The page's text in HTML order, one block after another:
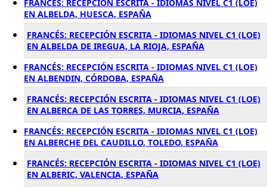
FRANCÉS: RECEPCIÓN ESCRITA - IDIOMAS NIVEL C1 (LOE)
EN ALBELDA, HUESCA, ESPAÑA
FRANCÉS: RECEPCIÓN ESCRITA - IDIOMAS NIVEL C1 (LOE)
EN ALBELDA DE IREGUA, LA RIOJA, ESPAÑA
FRANCÉS: RECEPCIÓN ESCRITA - IDIOMAS NIVEL C1 (LOE)
EN ALBENDIN, CÓRDOBA, ESPAÑA
FRANCÉS: RECEPCIÓN ESCRITA - IDIOMAS NIVEL C1 (LOE)
EN ALBERCA DE LAS TORRES, MURCIA, ESPAÑA
FRANCÉS: RECEPCIÓN ESCRITA - IDIOMAS NIVEL C1 (LOE)
EN ALBERCHE DEL CAUDILLO, TOLEDO, ESPAÑA
FRANCÉS: RECEPCIÓN ESCRITA - IDIOMAS NIVEL C1 (LOE)
EN ALBERIC, VALENCIA, ESPAÑA